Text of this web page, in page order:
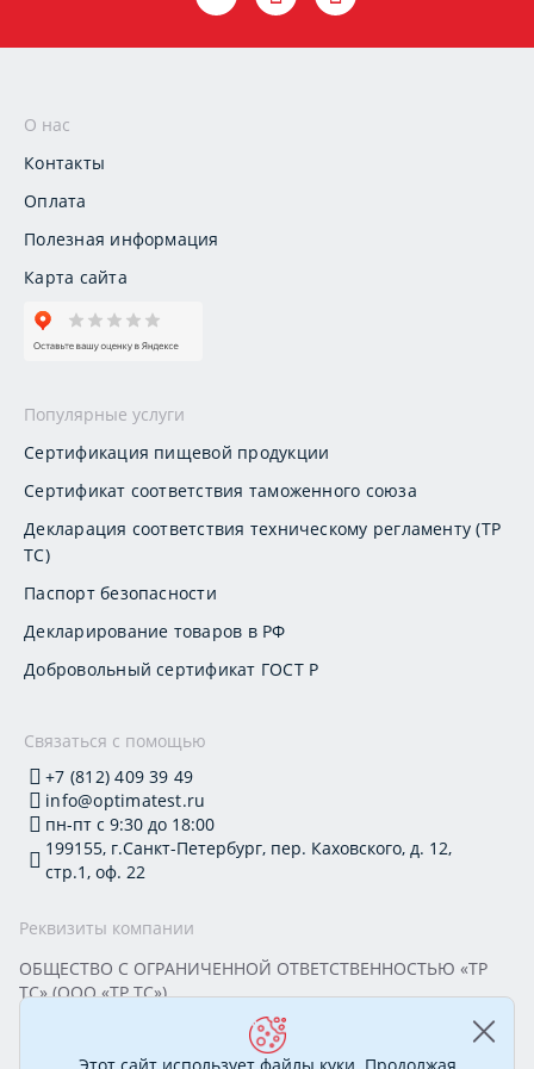
О нас
Контакты
Оплата
Полезная информация
Карта сайта
Популярные услуги
Сертификация пищевой продукции
Сертификат соответствия таможенного союза
Декларация соответствия техническому регламенту (ТР
ТС)
Паспорт безопасности
Декларирование товаров в РФ
Добровольный сертификат ГОСТ Р
Связаться с помощью
+7 (812) 409 39 49
info@optimatest.ru
пн-пт с 9:30 до 18:00
199155, г.Санкт-Петербург, пер. Каховского, д. 12,
стр.1, оф. 22
Реквизиты компании
ОБЩЕСТВО С ОГРАНИЧЕННОЙ ОТВЕТСТВЕННОСТЬЮ «ТР
ТС» (ООО «ТР ТС»)
Юридический адрес: 199155, г. Санкт-Петербург, пер.
Каховского, д. 12, стр. 1, помещение 22-Н
ИНН 7813295032 КПП 780101001 ОГРН 1177847388894